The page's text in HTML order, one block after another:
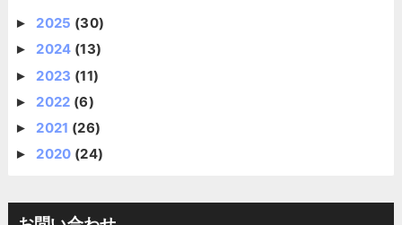
► 2025 (30)
► 2024 (13)
► 2023 (11)
► 2022 (6)
► 2021 (26)
► 2020 (24)